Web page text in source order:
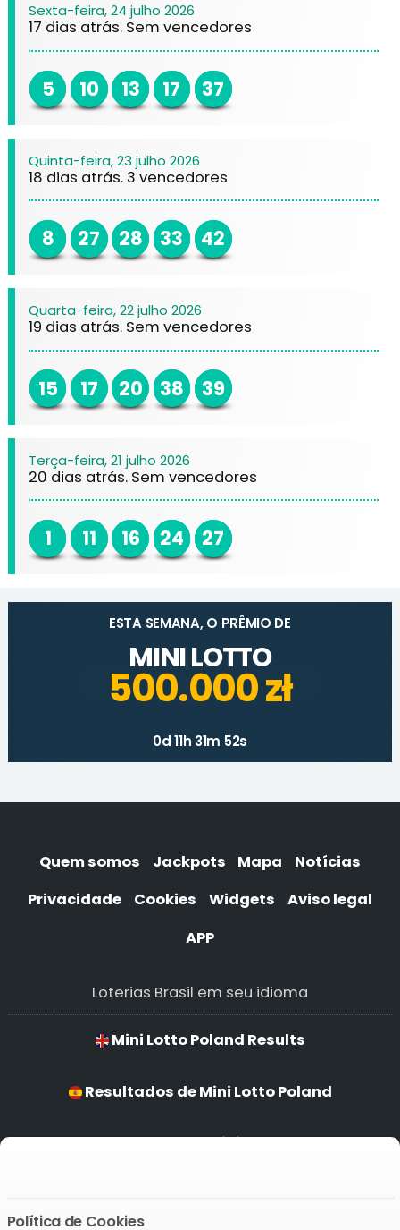
Sexta-feira, 24 julho 2026
17 dias atrás. Sem vencedores
5 10 13 17 37
Quinta-feira, 23 julho 2026
18 dias atrás. 3 vencedores
8 27 28 33 42
Quarta-feira, 22 julho 2026
19 dias atrás. Sem vencedores
15 17 20 38 39
Terça-feira, 21 julho 2026
20 dias atrás. Sem vencedores
1 11 16 24 27
ESTA SEMANA, O PRÊMIO DE
MINI LOTTO
500.000 zł
0d 11h 31m 52s
Quem somos Jackpots Mapa
Notícias
Privacidade
Cookies Widgets
Aviso legal
APP
Loterias Brasil em seu idioma
Mini Lotto Poland Results
Resultados de Mini Lotto Poland
Resultados para Mini Lotto Poland
Ergebnisse von Mini Lotto Poland
Política de Cookies